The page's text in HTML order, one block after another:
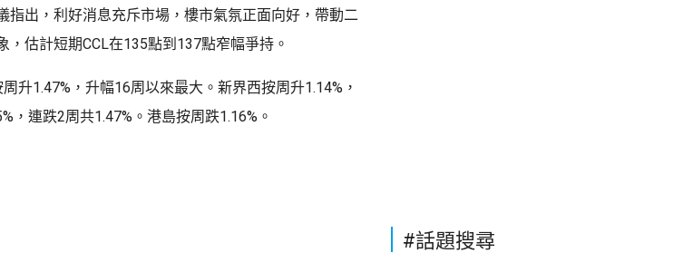
指出，利好消息充斥市場，樓市氣氛正面向好，帶動二
估計短期CCL在135點到137點窄幅爭持。
升1.47%，升幅16周以來最大。新界西按周升1.14%，
，連跌2周共1.47%。港島按周跌1.16%。
#話題搜尋